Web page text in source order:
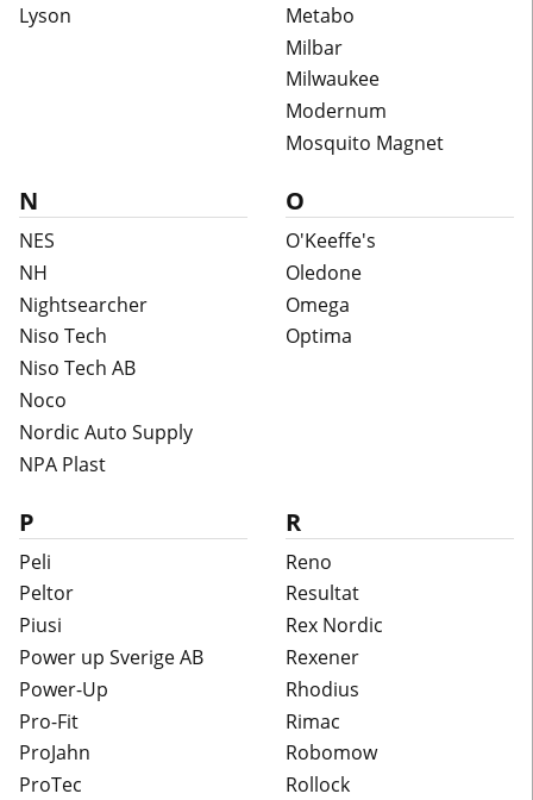
Lyson
Metabo
Milbar
Milwaukee
Modernum
Mosquito Magnet
N
NES
NH
Nightsearcher
Niso Tech
Niso Tech AB
Noco
Nordic Auto Supply
NPA Plast
O
O'Keeffe's
Oledone
Omega
Optima
P
Peli
Peltor
Piusi
Power up Sverige AB
Power-Up
Pro-Fit
ProJahn
ProTec
R
Reno
Resultat
Rex Nordic
Rexener
Rhodius
Rimac
Robomow
Rollock